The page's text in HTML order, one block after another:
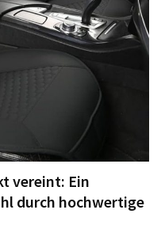
vereint: Ein
durch hochwertige